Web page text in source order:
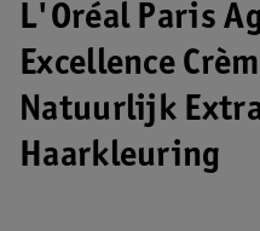
L'Oréal Paris
Excellence
Natuurlijk
Haarkleuring